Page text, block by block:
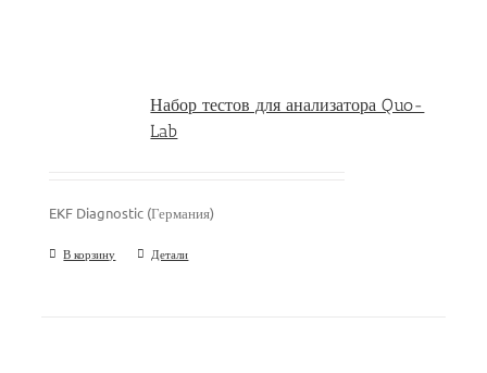
Набор тестов для анализатора Quo-
Lab
EKF Diagnostic (Германия)
В корзину Детали